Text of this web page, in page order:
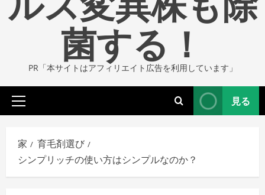
ま
菌する！
PR「本サイトはアフィリエイト広告を利用しています」
プ
イ
マ
リ
メ
見る
家
育毛剤選び
シンプリッチの使い方はシンプルなのか？